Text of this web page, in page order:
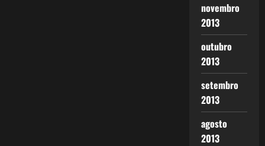
novembro
2013
outubro
2013
setembro
2013
agosto
2013